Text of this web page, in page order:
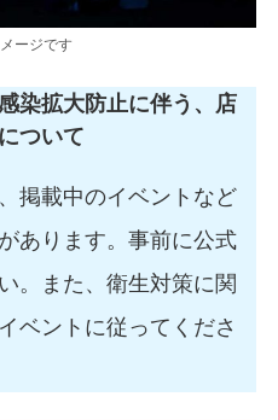
ージです
染拡大防止に伴う、店
ついて
掲載中のイベントなど
あります。事前に公式
。また、衛生対策に関
ベントに従ってくださ